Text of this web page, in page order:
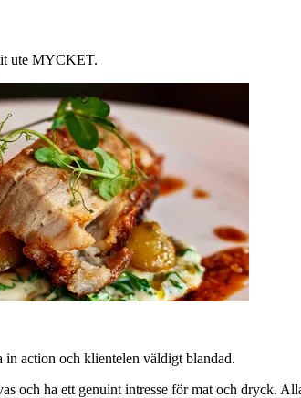
ute MYCKET.
in action och klientelen väldigt blandad.
och ha ett genuint intresse för mat och dryck.